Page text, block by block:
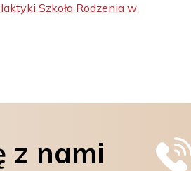
Szkoła Rodzenia w
z nami